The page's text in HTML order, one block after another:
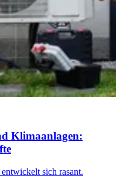
Klimaanlagen:
sich rasant.